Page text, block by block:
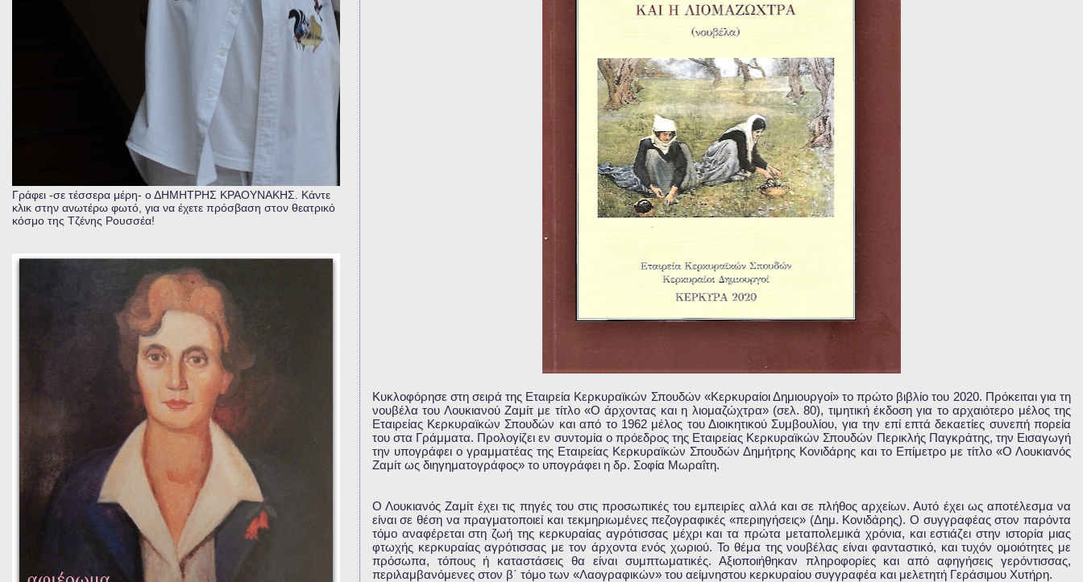
Κυκλοφόρησε στη σειρά της Εταιρεία Κερκυραϊκών Σπουδών «Κερκυραίοι Δημιουργοί» το πρώτο βιβλίο του 2020. Πρόκειται για τη
νουβέλα του Λουκιανού Ζαμίτ με τίτλο «Ο άρχοντας και η λιομαζώχτρα» (σελ. 80), τιμητική έκδοση για το αρχαιότερο μέλος της
Εταιρείας Κερκυραϊκών Σπουδών και από το 1962 μέλος του Διοικητικού Συμβουλίου, για την επί επτά δεκαετίες συνεπή πορεία
του στα Γράμματα. Προλογίζει εν συντομία ο πρόεδρος της Εταιρείας Κερκυραϊκών Σπουδών Περικλής Παγκράτης, την Εισαγωγή
την υπογράφει ο γραμματέας της Εταιρείας Κερκυραϊκών Σπουδών Δημήτρης Κονιδάρης και το Επίμετρο με τίτλο «Ο Λουκιανός
Ζαμίτ ως διηγηματογράφος» το υπογράφει η δρ. Σοφία Μωραΐτη.
Ο Λουκιανός Ζαμίτ έχει τις πηγές του στις προσωπικές του εμπειρίες αλλά και σε πλήθος αρχείων. Αυτό έχει ως αποτέλεσμα να
είναι σε θέση να πραγματοποιεί και τεκμηριωμένες πεζογραφικές «περιηγήσεις» (Δημ. Κονιδάρης). Ο συγγραφέας στον παρόντα
τόμο αναφέρεται στη ζωή της κερκυραίας αγρότισσας μέχρι και τα πρώτα μεταπολεμικά χρόνια, και εστιάζει στην ιστορία μιας
φτωχής κερκυραίας αγρότισσας με τον άρχοντα ενός χωριού. Το θέμα της νουβέλας είναι φανταστικό, και τυχόν ομοιότητες με
πρόσωπα, τόπους ή καταστάσεις θα είναι συμπτωματικές. Αξιοποιήθηκαν πληροφορίες και από αφηγήσεις γερόντισσας,
περιλαμβανόμενες στον β΄ τόμο των «Λαογραφικών» του αείμνηστου κερκυραίου συγγραφέα και μελετητή Γεράσιμου Χυτήρη.
Γράφει -σε τέσσερα μέρη- ο ΔΗΜΗΤΡΗΣ ΚΡΑΟΥΝΑΚΗΣ. Κάντε
κλικ στην ανωτέρω φωτό, για να έχετε πρόσβαση στον θεατρικό
κόσμο της Τζένης Ρουσσέα!